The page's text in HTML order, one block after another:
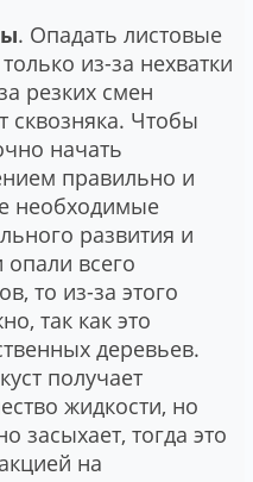
. Опадать листовые
из-за нехватки
резких смен
сквозняка. Чтобы
начать
правильно и
необходимые
развития и
опали всего
то из-за этого
так как это
деревьев.
получает
жидкости, но
засыхает, тогда это
на